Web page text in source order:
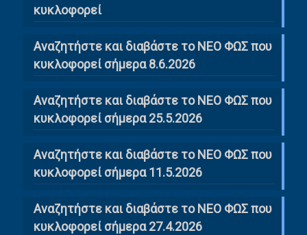
κυκλοφορεί
Αναζητήστε και διαβάστε το ΝΕΟ ΦΩΣ που
κυκλοφορεί σήμερα 8.6.2026
Αναζητήστε και διαβάστε το ΝΕΟ ΦΩΣ που
κυκλοφορεί σήμερα 25.5.2026
Αναζητήστε και διαβάστε το ΝΕΟ ΦΩΣ που
κυκλοφορεί σήμερα 11.5.2026
Αναζητήστε και διαβάστε το ΝΕΟ ΦΩΣ που
κυκλοφορεί σήμερα 27.4.2026